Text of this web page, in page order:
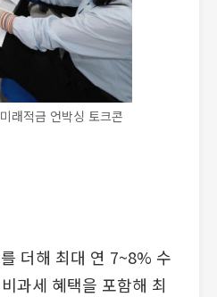
래적금 언박싱 토크콘
더해 최대 연 7~8% 수
과세 혜택을 포함해 최